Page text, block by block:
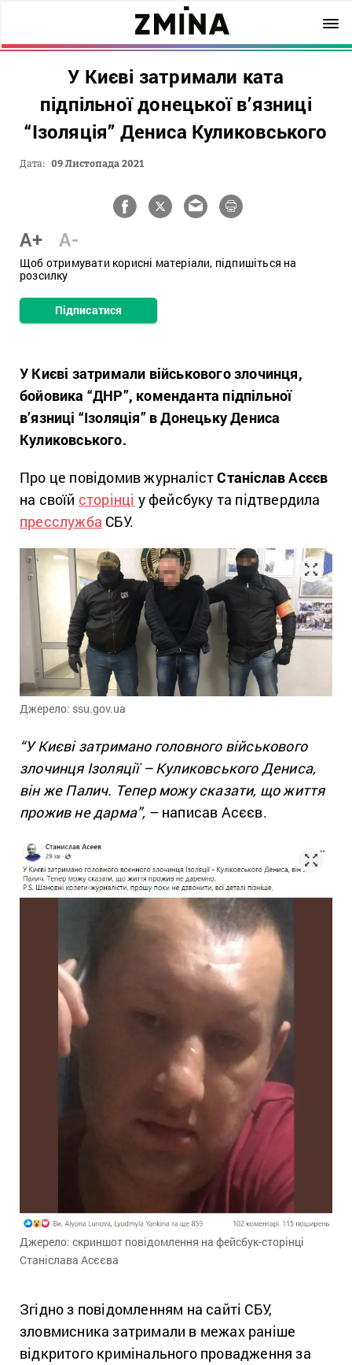
У Києві затримали ката
підпільної донецької в’язниці
“Ізоляція” Дениса Куликовського
Дата: 09 Листопада 2021
A+ A-
Щоб отримувати корисні матеріали, підпишіться на
розсилку
Підписатися
У Києві затримали військового злочинця,
бойовика “ДНР”, коменданта підпільної
в’язниці “Ізоляція” в Донецьку Дениса
Куликовського.
Про це повідомив журналістСтаніслав Асєєв
на своїй сторінці у фейсбуку та підтвердила
пресслужба СБУ.
Джерело: ssu.gov.ua
“У Києві затримано головного військового
злочинця Ізоляції – Куликовського Дениса,
він же Палич. Тепер можу сказати, що життя
прожив не дарма”, – написав Асєєв.
Джерело: скриншот повідомлення на фейсбук-сторінці
Станіслава Асєєва
Згідно з повідомленням на сайті СБУ,
зловмисника затримали в межах раніше
відкритого кримінального провадження за